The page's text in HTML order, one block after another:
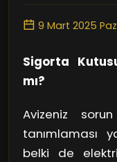
9 Mart 2025
Sigorta
mı?
Avizeniz
tanımlaması
belki de